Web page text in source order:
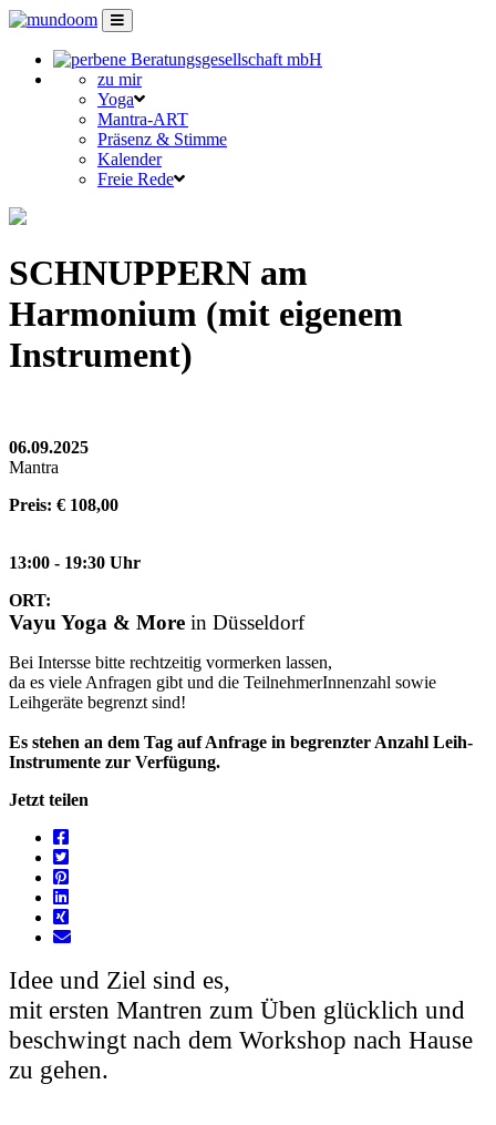
zu mir
Yoga
Mantra-ART
Präsenz & Stimme
Kalender
Freie Rede
SCHNUPPERN am
Harmonium (mit eigenem
Instrument)
06.09.2025
Mantra
Preis: € 108,00
13:00 - 19:30 Uhr
ORT:
Vayu Yoga & More in Düsseldorf
Bei Intersse bitte rechtzeitig vormerken lassen,
da es viele Anfragen gibt und die TeilnehmerInnenzahl sowie
Leihgeräte begrenzt sind!
Es stehen an dem Tag auf Anfrage in begrenzter Anzahl Leih-
Instrumente zur Verfügung.
Jetzt teilen
Idee und Ziel sind es,
mit ersten Mantren zum Üben glücklich und
beschwingt nach dem Workshop nach Hause
zu gehen.